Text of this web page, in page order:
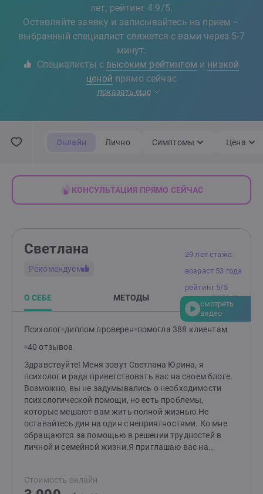
лет, рейтинг 4.9/5.
Оставляйте заявку и записывайтесь на прием –
выбранный специалист свяжется с вами через 5-7
минут.
Специалисты с высоким рейтингом и низкой
ценой прямо сейчас
показать еще
Онлайн Лично Симптомы Цена
КОНСУЛЬТАЦИЯ ПРЯМО СЕЙЧАС
29 лет стажа
возраст 53 года
рейтинг 5/5
смотреть
видео
Светлана
Рекомендуем
О СЕБЕ МЕТОДЫ ОТЗЫВ
Психолог диплом проверен помогла 388 клиентам
40 отзывов
Здравствуйте! Меня зовут Светлана Юрина, я
психолог и рада приветствовать вас на своем блоге.
Возможно, вы не задумывались о необходимости
психологической помощи, но есть проблемы,
которые мешают вам жить полной жизнью.Не
оставайтесь дин на один с неприятностями. Ко мне
обращаются за помощью в решении трудностей в
личной и семейной жизни.Я приглашаю вас на
обрести уверенность и пережить кризис. Я знаю, что
Стоимость онлайн